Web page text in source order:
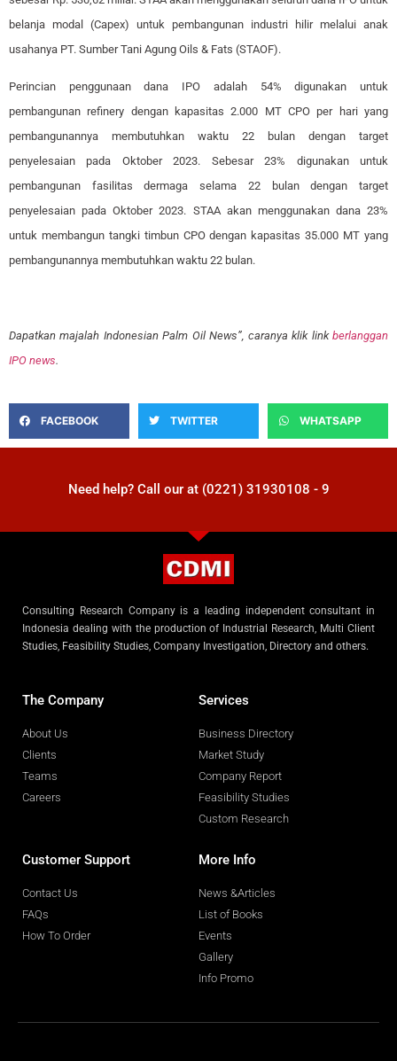
belanja modal (Capex) untuk pembangunan industri hilir melalui anak
usahanya PT. Sumber Tani Agung Oils & Fats (STAOF).
Perincian penggunaan dana IPO adalah 54% digunakan untuk
pembangunan refinery dengan kapasitas 2.000 MT CPO per hari yang
pembangunannya membutuhkan waktu 22 bulan dengan target
penyelesaian pada Oktober 2023. Sebesar 23% digunakan untuk
pembangunan fasilitas dermaga selama 22 bulan dengan target
penyelesaian pada Oktober 2023. STAA akan menggunakan dana 23%
untuk membangun tangki timbun CPO dengan kapasitas 35.000 MT yang
pembangunannya membutuhkan waktu 22 bulan.
Dapatkan majalah Indonesian Palm Oil News”, caranya klik link berlanggan
IPO news.
FACEBOOK TWITTER WHATSAPP
Need help? Call our at (0221) 31930108 - 9
Consulting Research Company is a leading independent consultant in
Indonesia dealing with the production of Industrial Research, Multi Client
Studies, Feasibility Studies, Company Investigation, Directory and others.
The Company
About Us
Clients
Teams
Careers
Services
Business Directory
Market Study
Company Report
Feasibility Studies
Custom Research
Customer Support
Contact Us
FAQs
How To Order
More Info
News &Articles
List of Books
Events
Gallery
Info Promo